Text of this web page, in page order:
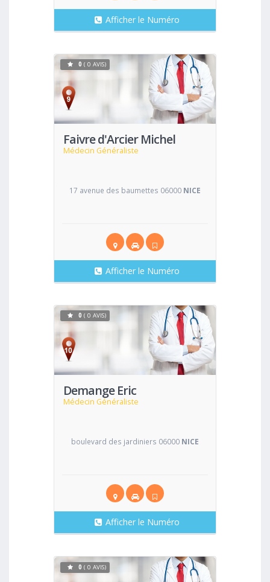
Afficher le Numéro
Faivre d'Arcier Michel
Médecin Généraliste
Voir
0 ( 0 AVIS)
17 avenue des baumettes 06000 NICE
Afficher le Numéro
Demange Eric
Médecin Généraliste
Voir
0 ( 0 AVIS)
boulevard des jardiniers 06000 NICE
Afficher le Numéro
0 ( 0 AVIS)